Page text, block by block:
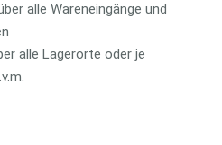
alle Wareneingänge und
alle Lagerorte oder je